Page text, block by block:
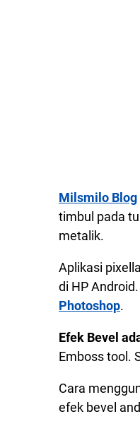
Milsmilo Blog
timbul pada
metalik.
Aplikasi
di HP
Photoshop.
Efek Bevel
Emboss tool.
Cara
efek bevel